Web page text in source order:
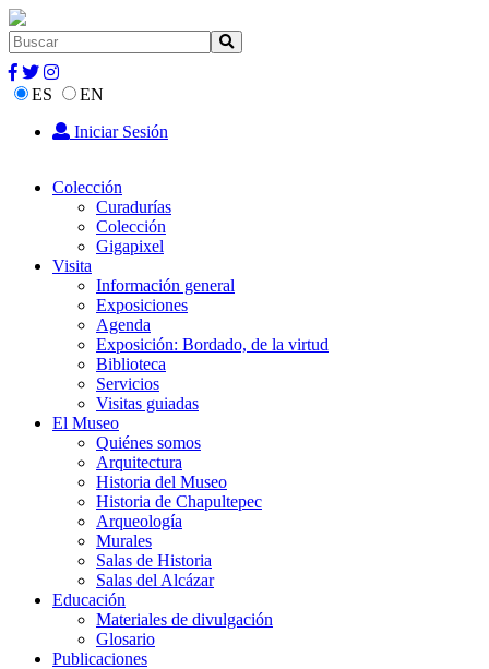
ES
EN
Iniciar Sesión
Colección
Curadurías
Colección
Gigapixel
Visita
Información general
Exposiciones
Agenda
Exposición: Bordado, de la virtud
Biblioteca
Servicios
Visitas guiadas
El Museo
Quiénes somos
Arquitectura
Historia del Museo
Historia de Chapultepec
Arqueología
Murales
Salas de Historia
Salas del Alcázar
Educación
Materiales de divulgación
Glosario
Publicaciones